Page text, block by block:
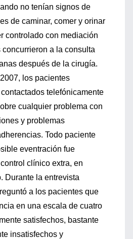
no tenían signos de
de caminar, comer y orinar
controlado con mediación
a la consulta
después de la cirugía.
los pacientes
telefónicamente
cualquier problema con
y problemas
Todo paciente
eventración fue
clínico extra, en
Durante la entrevista
a los pacientes que
en una escala de cuatro
satisfechos, bastante
insatisfechos y